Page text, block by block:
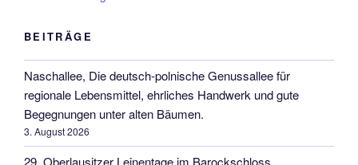
BEITRÄGE
Naschallee, Die deutsch-polnische Genussallee für
regionale Lebensmittel, ehrliches Handwerk und gute
Begegnungen unter alten Bäumen.
3. August 2026
29. Oberlausitzer Leinentage im Barockschloss